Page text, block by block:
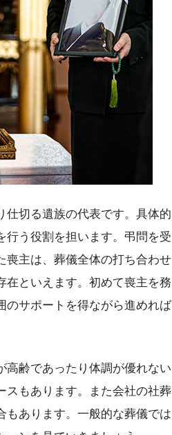
仕切る遺族の代表です。具体的
行う役割を担います。弔問を受
喪主は、葬儀全体の打ち合わせ
在といえます。初めて喪主を務
のサポートを得ながら進めれば
高齢であったり体調が優れない
スもあります。また会社の社葬
もあります。一般的な葬儀では